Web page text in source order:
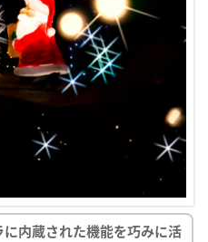
内蔵された機能を巧みに活